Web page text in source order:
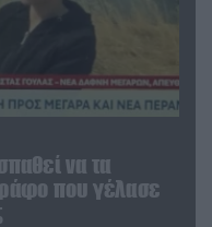
να τα
που γέλασε